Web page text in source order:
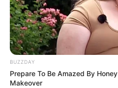
BUZZDAY
Prepare To Be Amazed By
Makeover